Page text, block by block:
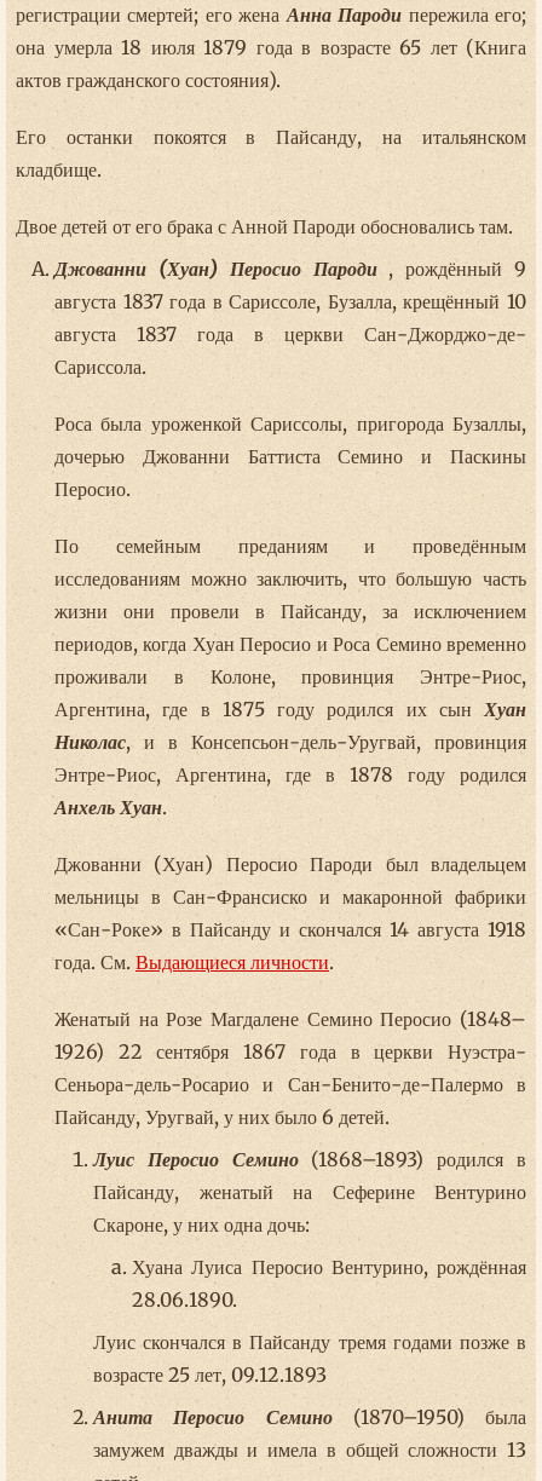
регистрации смертей; его жена Анна Пароди пережила его;
она умерла 18 июля 1879 года в возрасте 65 лет (Книга
актов гражданского состояния).
Его останки покоятся в Пайсанду, на итальянском
кладбище.
Двое детей от его брака с Анной Пароди обосновались там.
Джованни (Хуан) Перосио Пароди, рождённый 9
августа 1837 года в Сариссоле, Бузалла, крещённый 10
августа 1837 года в церкви Сан-Джорджо-де-
Сариссола.
Роса была уроженкой Сариссолы, пригорода Бузаллы,
дочерью Джованни Баттиста Семино и Паскины
Перосио.
По семейным преданиям и проведённым
исследованиям можно заключить, что большую часть
жизни они провели в Пайсанду, за исключением
периодов, когда Хуан Перосио и Роса Семино временно
проживали в Колоне, провинция Энтре-Риос,
Аргентина, где в 1875 году родился их сын Хуан
Николас, и в Консепсьон-дель-Уругвай, провинция
Энтре-Риос, Аргентина, где в 1878 году родился
Анхель Хуан.
Джованни (Хуан) Перосио Пароди был владельцем
мельницы в Сан-Франсиско и макаронной фабрики
«Сан-Роке» в Пайсанду и скончался 14 августа 1918
года. См.Выдающиеся личности.
Женатый на Розе Магдалене Семино Перосио (1848–
1926) 22 сентября 1867 года в церкви Нуэстра-
Сеньора-дель-Росарио и Сан-Бенито-де-Палермо в
Пайсанду, Уругвай, у них было 6 детей.
Луис Перосио Семино(1868–1893) родился в
Пайсанду, женатый на Сеферине Вентурино
Скароне, у них одна дочь:
Хуана Луиса Перосио Вентурино, рождённая
28.06.1890.
Луис скончался в Пайсанду тремя годами позже в
возрасте 25 лет, 09.12.1893
Анита Перосио Семино(1870–1950) была
замужем дважды и имела в общей сложности 13